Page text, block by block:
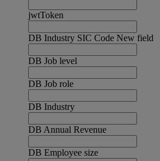
jwtToken
DB Industry SIC Code New field
DB Job level
DB Job role
DB Industry
DB Annual Revenue
DB Employee size